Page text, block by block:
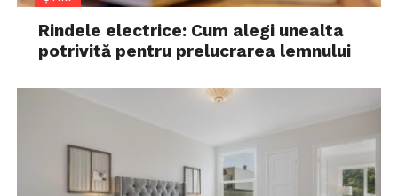
Rindele electrice: Cum alegi unealta
potrivită pentru prelucrarea lemnului